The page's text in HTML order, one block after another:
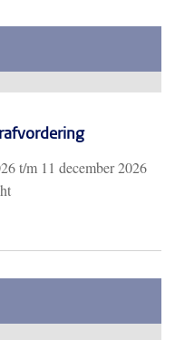
t/m 11 december 2026